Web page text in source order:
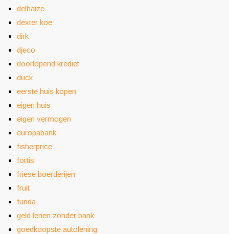
delhaize
dexter koe
dirk
djeco
doorlopend krediet
duck
eerste huis kopen
eigen huis
eigen vermogen
europabank
fisherprice
fortis
friese boerderijen
fruit
funda
geld lenen zonder bank
goedkoopste autolening